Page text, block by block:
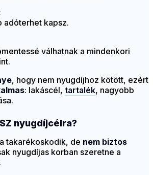
adóterhet kapsz.
válhatnak a mindenkori
, hogy nem nyugdíjhoz kötött, ezért
: lakáscél, tartalék, nagyobb
nyugdíjcélra?
takarékoskodik, de nem biztos
nyugdíjas korban szeretne a